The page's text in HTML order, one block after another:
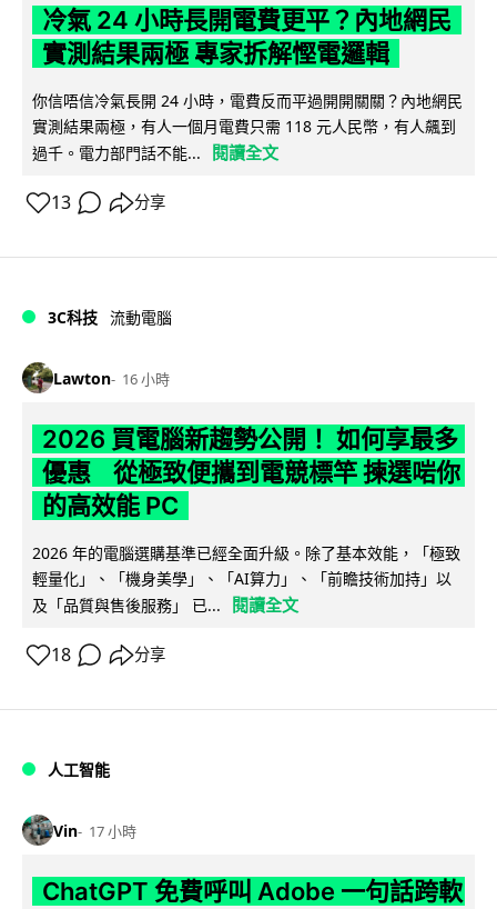
冷氣 24 小時長開電費更平？內地網民
實測結果兩極 專家拆解慳電邏輯
你信唔信冷氣長開 24 小時，電費反而平過開開關關？內地網民
實測結果兩極，有人一個月電費只需 118 元人民幣，有人飆到
過千。電力部門話不能...
閱讀全文
13 分享
3C科技 流動電腦
Lawton 16 小時
2026 買電腦新趨勢公開！ 如何享最多
優惠 從極致便攜到電競標竿 揀選啱你
的高效能 PC
2026 年的電腦選購基準已經全面升級。除了基本效能，「極致
輕量化」、「機身美學」、「AI算力」、「前瞻技術加持」以
及「品質與售後服務」 已...
閱讀全文
18 分享
人工智能
Vin 17 小時
ChatGPT 免費呼叫 Adobe 一句話跨軟